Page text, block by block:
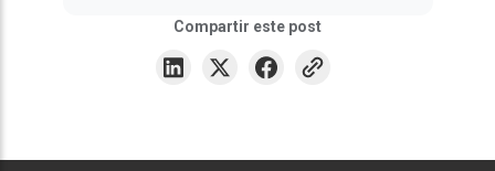
Compartir este post